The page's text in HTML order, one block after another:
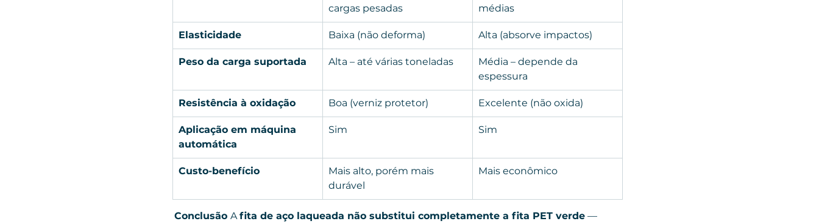
cargas pesadas
médias
Elasticidade Baixa (não deforma) Alta (absorve impactos)
Peso da carga suportada Alta – até várias toneladas
Média – depende da
espessura
Resistência à oxidação Boa (verniz protetor) Excelente (não oxida)
Aplicação em máquina
automática
Sim Sim
Custo-benefício
Mais alto, porém mais
durável
Mais econômico
Conclusão A fita de aço laqueada não substitui completamente a fita PET verde —